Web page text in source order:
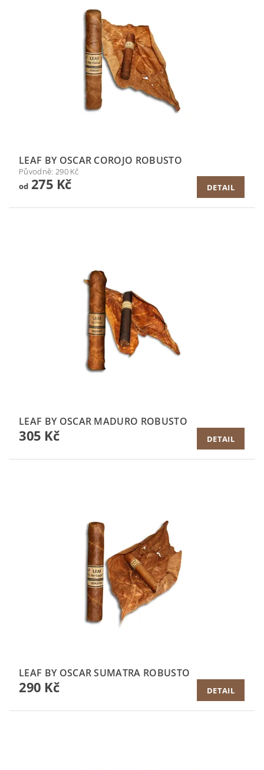
LEAF BY OSCAR COROJO ROBUSTO
Původně: 290 Kč
od275 Kč DETAIL
LEAF BY OSCAR MADURO ROBUSTO
305 Kč DETAIL
LEAF BY OSCAR SUMATRA ROBUSTO
290 Kč DETAIL